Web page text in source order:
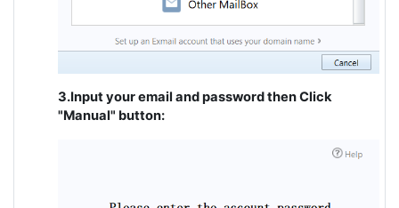
3.Input your email and password then Click
"Manual" button: